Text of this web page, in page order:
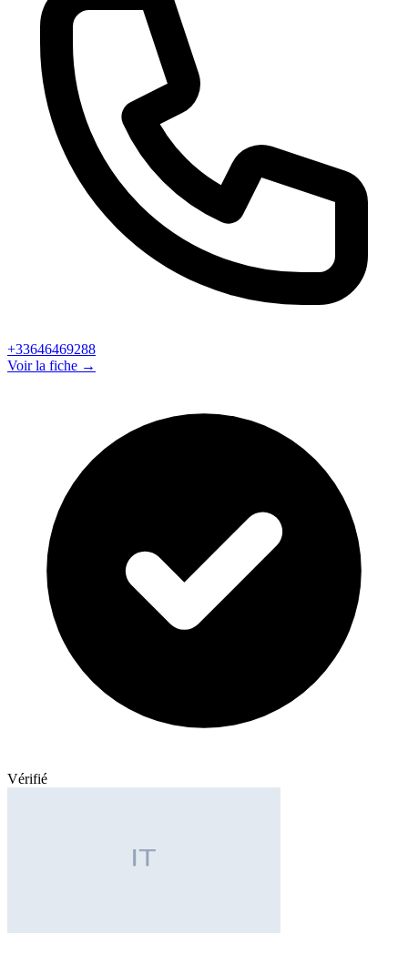
+33646469288
Voir la fiche →
Vérifié